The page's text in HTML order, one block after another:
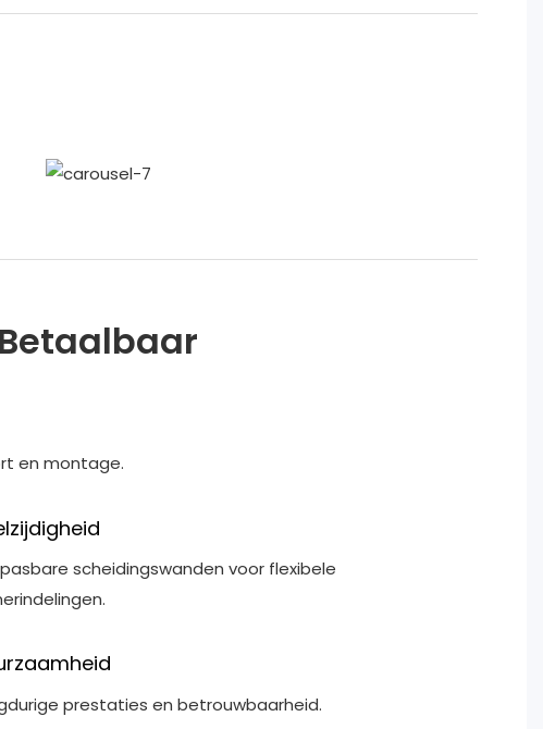
en montage.
scheidingswanden voor flexibele
prestaties en betrouwbaarheid.